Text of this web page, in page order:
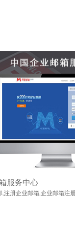
服务中心
注册企业邮箱,企业邮箱注